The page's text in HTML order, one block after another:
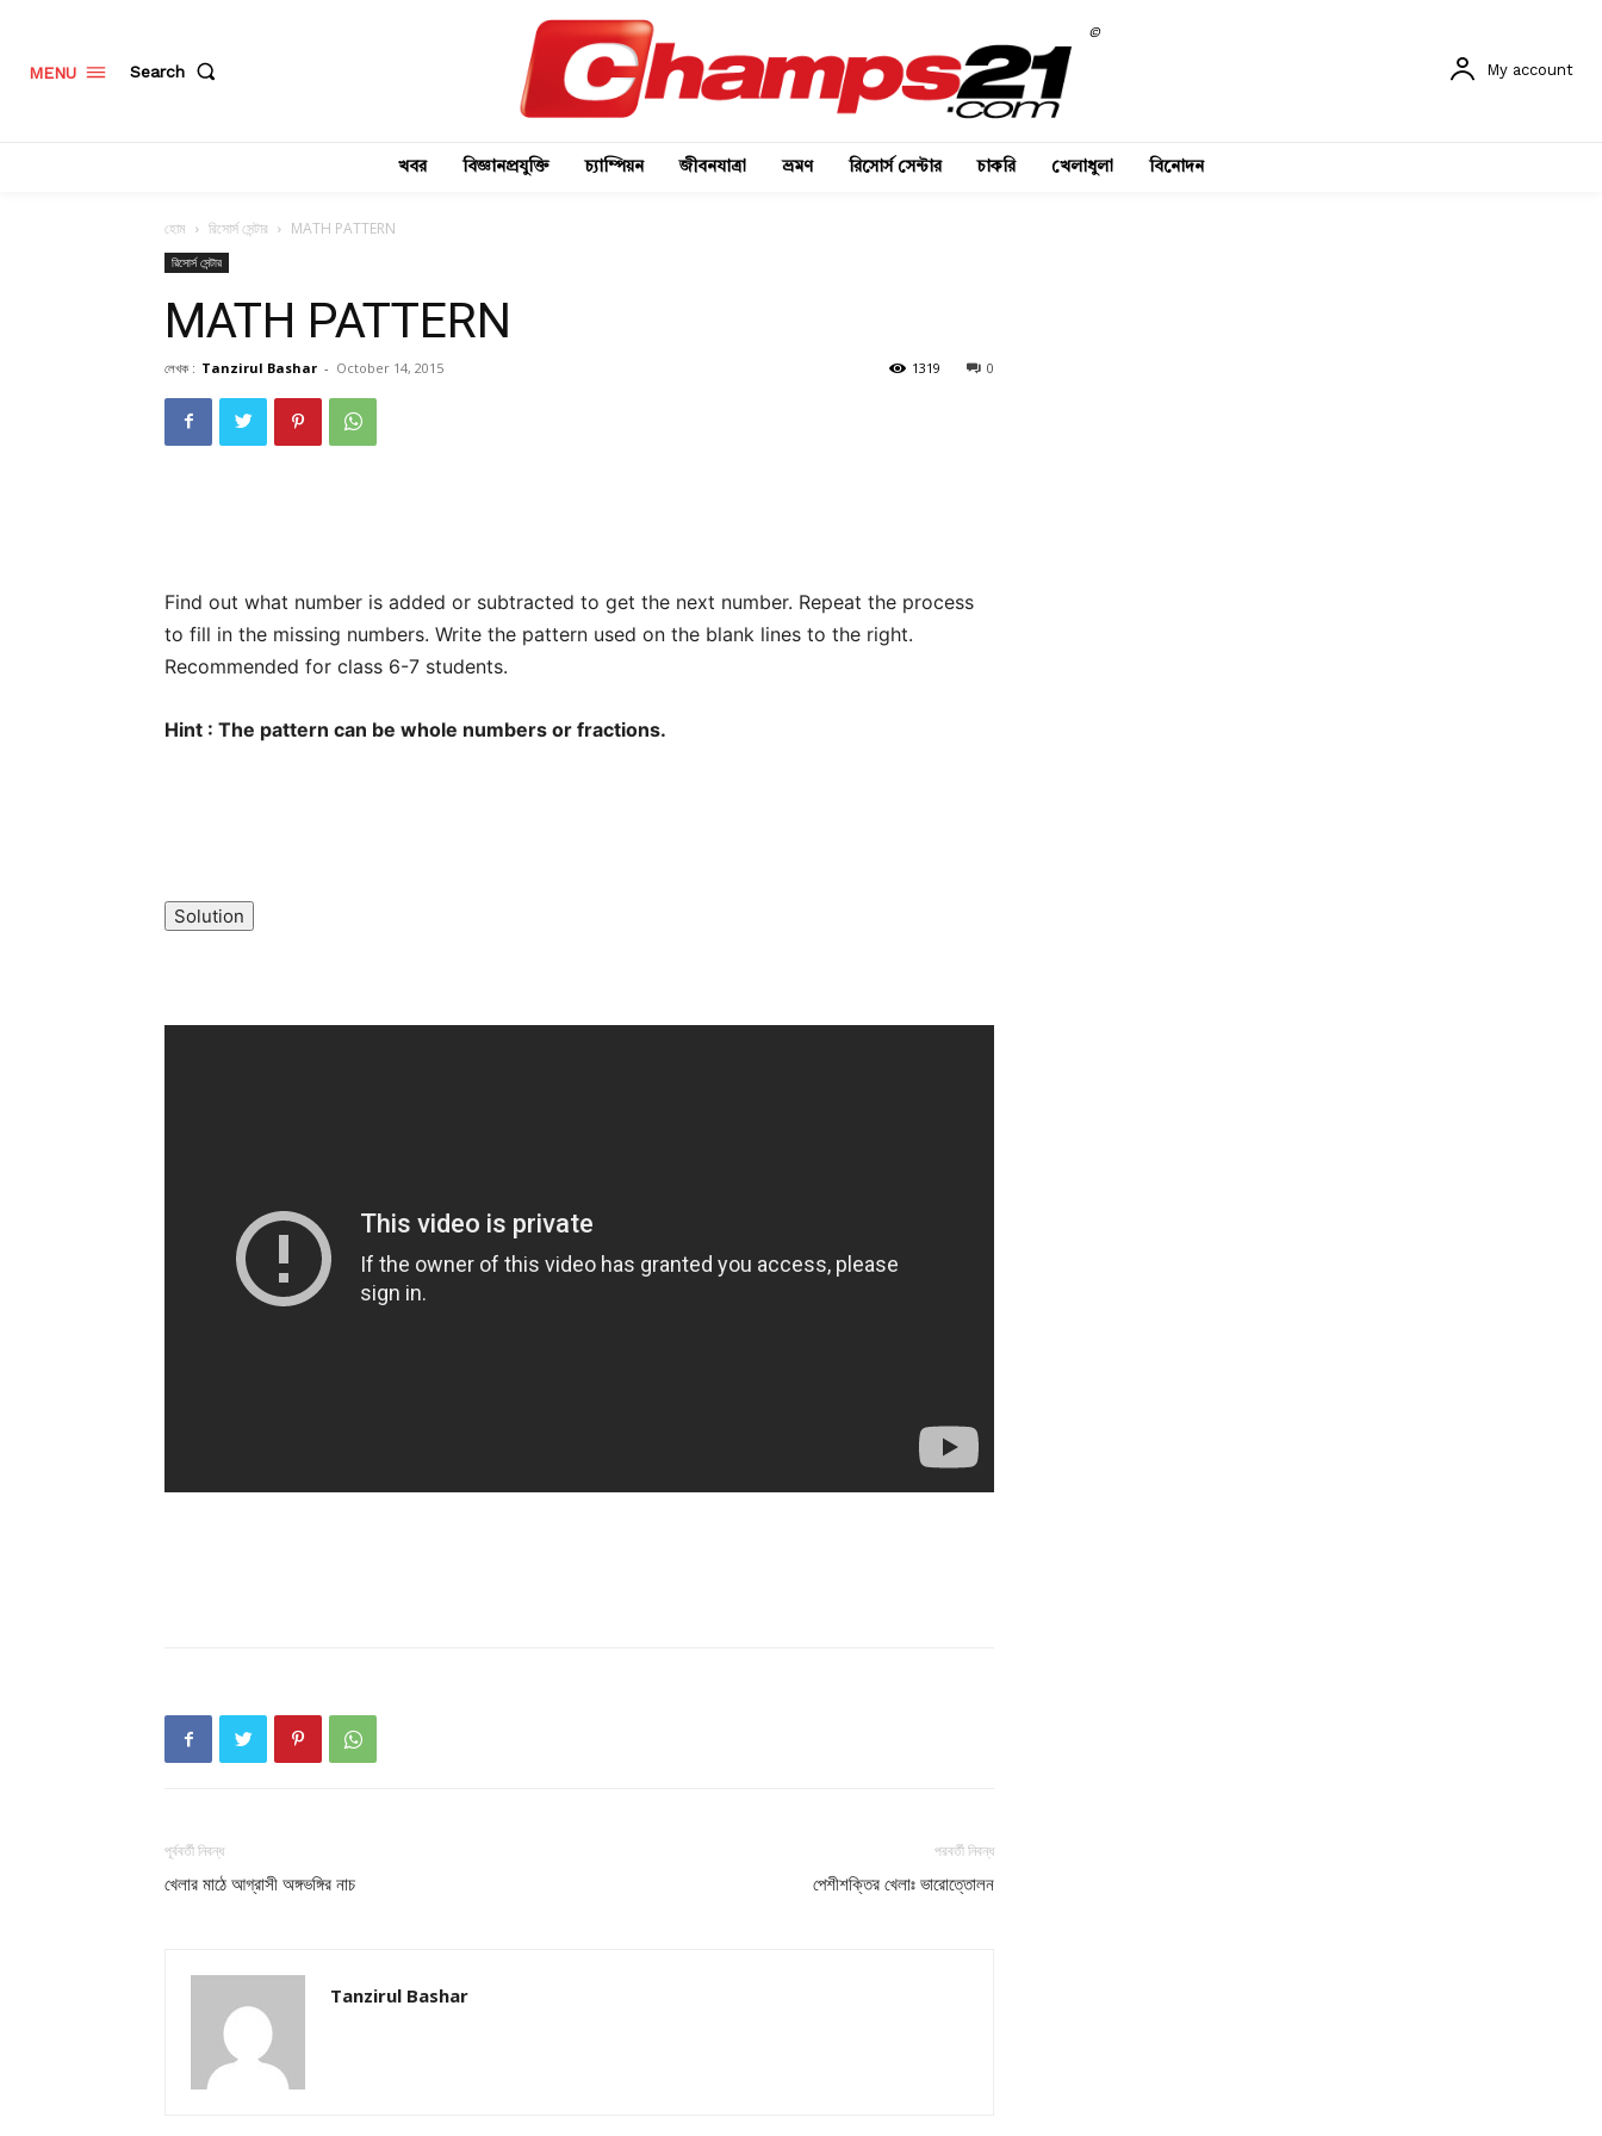
MENU Search
©
My account
খবর বিজ্ঞানপ্রযুক্তি চ্যাম্পিয়ন জীবনযাত্রা ভ্রমণ রিসোর্স সেন্টার চাকরি খেলাধুলা বিনোদন
হোম রিসোর্স সেন্টার MATH PATTERN
রিসোর্স সেন্টার
MATH PATTERN
লেখক : Tanzirul Bashar - October 14, 2015 0
1319
Find out what number is added or subtracted to get the next number. Repeat the process
to fill in the missing numbers. Write the pattern used on the blank lines to the right.
Recommended for class 6-7 students.
Hint : The pattern can be whole numbers or fractions.
পূর্ববর্তী নিবন্ধ
খেলার মাঠে আগ্রাসী অঙ্গভঙ্গির নাচ
পরবর্তী নিবন্ধ
পেশীশক্তির খেলাঃ ভারোত্তোলন
Tanzirul Bashar